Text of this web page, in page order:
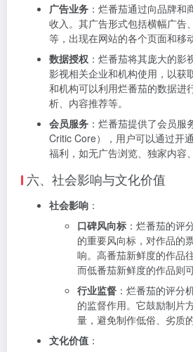
广告业务 ：烂番茄通过向品牌
收入。其广告形式包括横幅广告
等，出现在网站的各个页面和移
数据授权 ：烂番茄将其庞大的
影视相关企业和机构使用，以获
和机构可以利用烂番茄的数据进
析、内容推荐等。
会员服务 ：烂番茄提供了会员
Critic Core），用户可以通过开
福利，如无广告浏览、独家内容
六、社会影响与文化价值
社会影响 ：
口碑风向标 ：烂番茄的评
的重要风向标，对作品的
响。高番茄新鲜度的作品
而低番茄新鲜度的作品则
行业监督 ：烂番茄的评分
的监督作用。它鼓励制片
量，避免制作低俗、劣质的
文化价值 ：